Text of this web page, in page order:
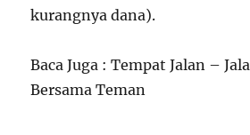
kurangnya dana).
Baca Juga : Tempat Jalan –
Bersama Teman